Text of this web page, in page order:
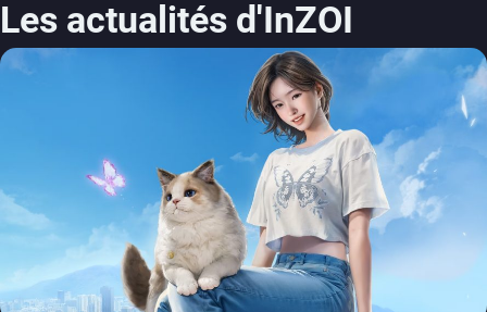
Les actualités d'InZOI